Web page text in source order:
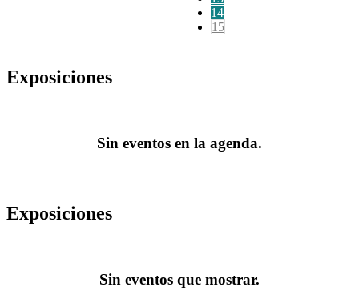
14
15
Exposiciones
Sin eventos en la agenda.
Exposiciones
Sin eventos que mostrar.